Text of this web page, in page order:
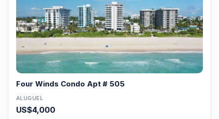
Four Winds Condo Apt # 505
ALUGUEL
US$4,000